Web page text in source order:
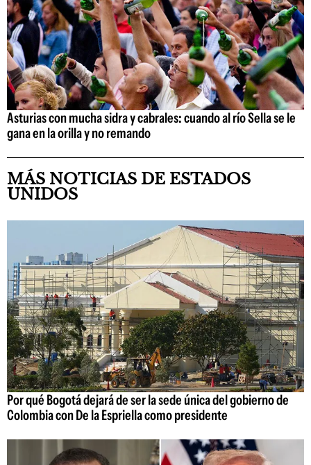
Asturias con mucha sidra y cabrales: cuando al río Sella se le
gana en la orilla y no remando
MÁS NOTICIAS DE ESTADOS
UNIDOS
Por qué Bogotá dejará de ser la sede única del gobierno de
Colombia con De la Espriella como presidente